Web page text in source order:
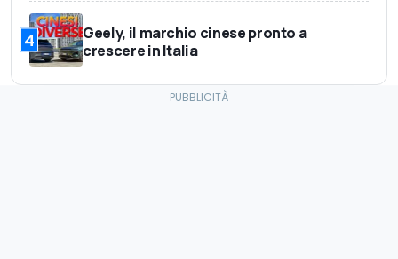
4
Geely, il marchio cinese pronto a
crescere in Italia